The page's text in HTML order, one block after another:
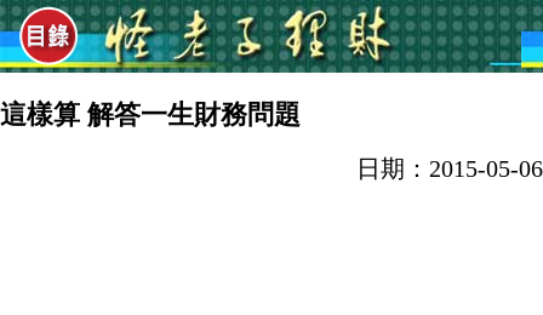
這樣算 解答一生財務問題
日期：2015-05-06